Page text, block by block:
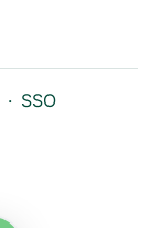
· SSO